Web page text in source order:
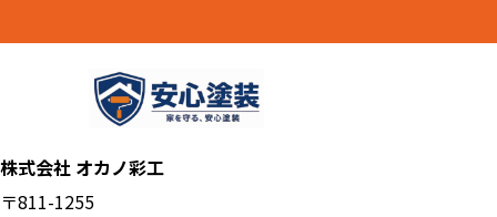
株式会社 オカノ彩工
〒811-1255